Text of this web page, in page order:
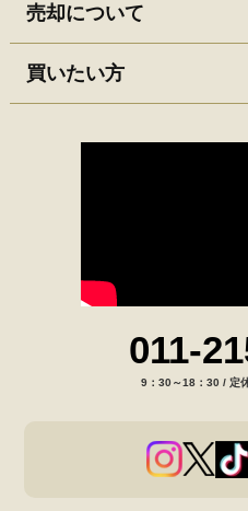
売却について
買いたい方
011-
9：30～18：30 / 定